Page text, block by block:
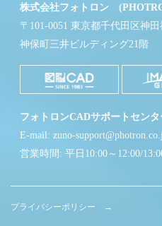
株式会社フォトロン
〒101-0051 東京都千代田区神
神保町三井ビルディング21階
フォトロンCADサポートセンタ
E-mail: zuno-
営業時間: 平日10:00～12:00/
プライバシーポリシー →